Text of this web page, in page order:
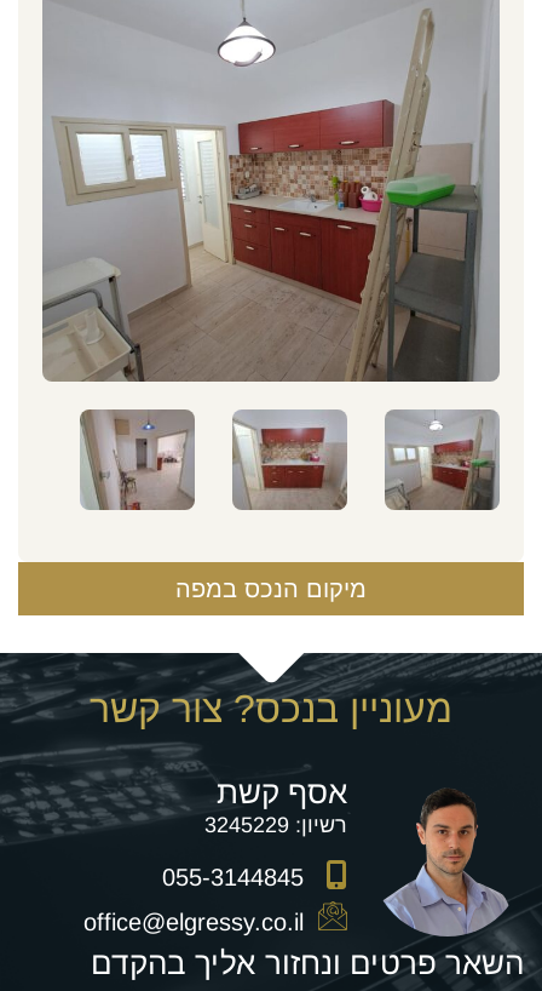
מיקום הנכס במפה
מעוניין בנכס? צור קשר
אסף קשת
רשיון: 3245229
055-3144845
office@elgressy.co.il
השאר פרטים ונחזור אליך בהקדם